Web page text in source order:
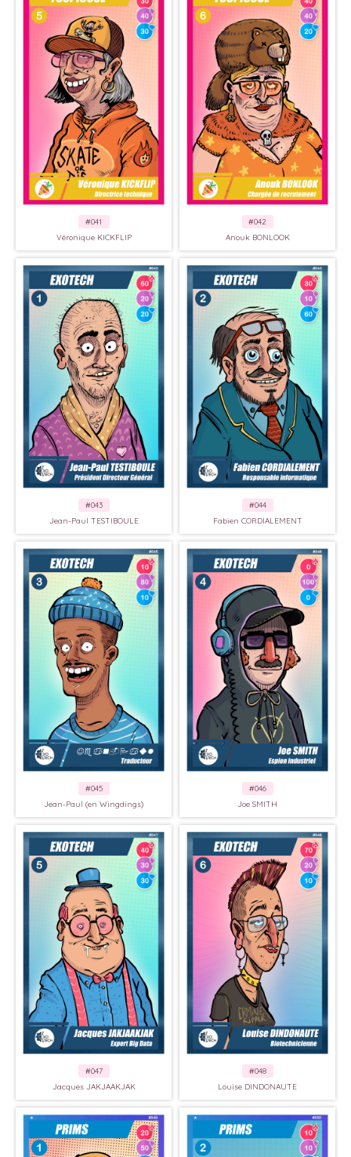
#041
Véronique KICKFLIP
#042
Anouk BONLOOK
#043
Jean-Paul TESTIBOULE
#044
Fabien CORDIALEMENT
#045
Jean-Paul (en Wingdings)
#046
Joe SMITH
#047
Jacques JAKJAAKJAK
#048
Louise DINDONAUTE